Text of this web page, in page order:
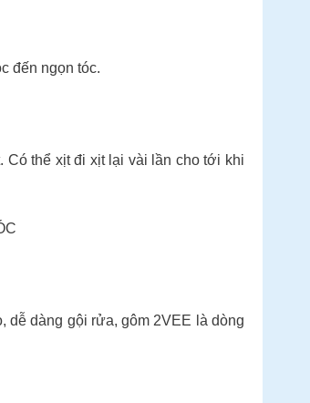
đến ngọn tóc.
Có thể xịt đi xịt lại vài lần cho tới khi
dễ dàng gội rửa, gôm 2VEE là dòng